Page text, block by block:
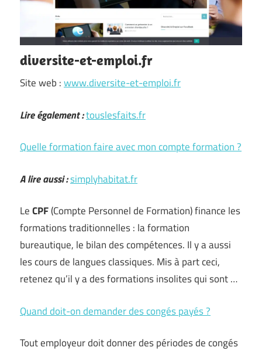
diversite-et-emploi.fr
Site web :www.diversite-et-emploi.fr
Lire également :touslesfaits.fr
Quelle formation faire avec mon compte formation ?
A lire aussi :simplyhabitat.fr
LeCPF(Compte Personnel de Formation) finance les
formations traditionnelles : la formation
bureautique, le bilan des compétences. Il y a aussi
les cours de langues classiques. Mis à part ceci,
retenez qu’il y a des formations insolites qui sont …
Quand doit-on demander des congés payés ?
Tout employeur doit donner des périodes de congés